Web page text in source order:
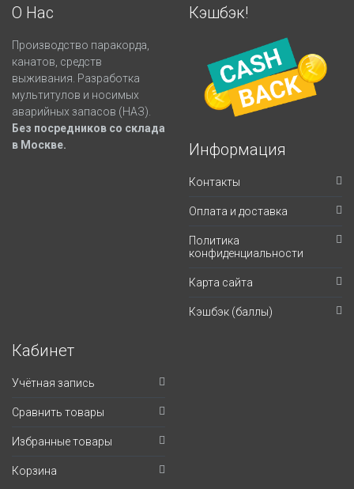
О Нас
Производство паракорда,
канатов, средств
выживания. Разработка
мультитулов и носимых
аварийных запасов (НАЗ).
Без посредников со склада
в Москве.
Кэшбэк!
Информация
Контакты
Оплата и доставка
Политика
конфиденциальности
Карта сайта
Кэшбэк (баллы)
Кабинет
Учётная запись
Сравнить товары
Избранные товары
Корзина